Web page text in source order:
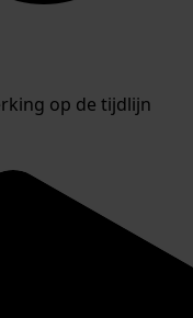
op de tijdlijn